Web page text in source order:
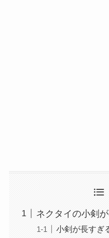
ネクタイの小剣
小剣が長すぎ